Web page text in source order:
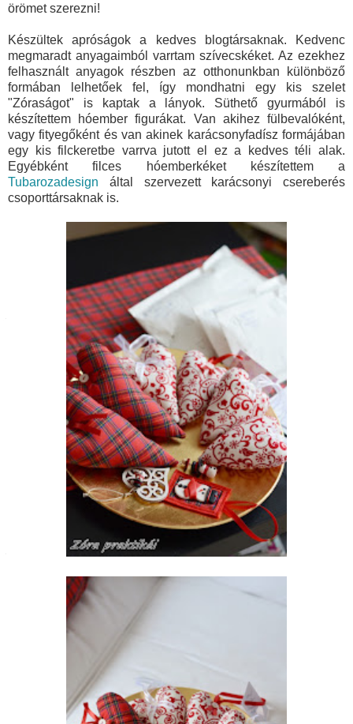
örömet szerezni!
Készültek apróságok a kedves blogtársaknak. Kedvenc
megmaradt anyagaimból varrtam szívecskéket. Az ezekhez
felhasznált anyagok részben az otthonunkban különböző
formában lelhetőek fel, így mondhatni egy kis szelet
"Zóraságot" is kaptak a lányok. Süthető gyurmából is
készítettem hóember figurákat. Van akihez fülbevalóként,
vagy fityegőként és van akinek karácsonyfadísz formájában
egy kis filckeretbe varrva jutott el ez a kedves téli alak.
Egyébként filces hóemberkéket készítettem a
Tubarozadesign által szervezett karácsonyi csereberés
csoporttársaknak is.